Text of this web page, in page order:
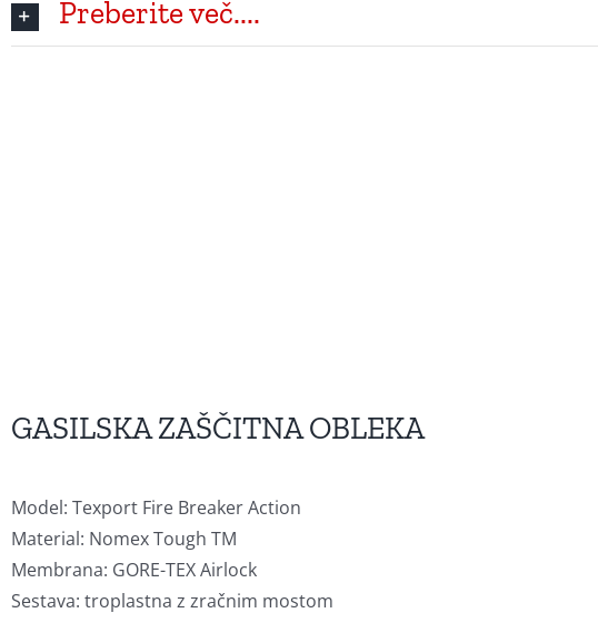
Preberite več....
GASILSKA ZAŠČITNA OBLEKA
Model: Texport Fire Breaker Action
Material: Nomex Tough TM
Membrana: GORE-TEX Airlock
Sestava: troplastna z zračnim mostom